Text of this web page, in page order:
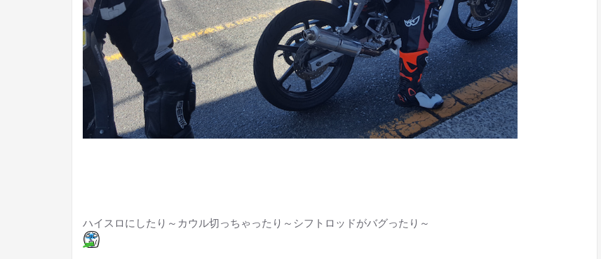
ハイスロにしたり～カウル切っちゃったり～シフトロッドがバグったり～